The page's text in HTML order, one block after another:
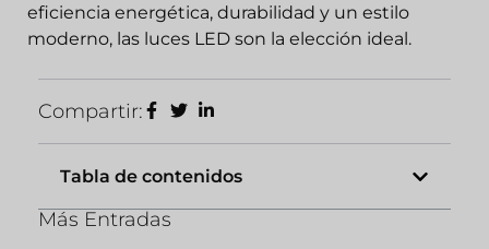
eficiencia energética, durabilidad y un estilo
moderno, las luces LED son la elección ideal.
Compartir:
Tabla de contenidos
Más Entradas